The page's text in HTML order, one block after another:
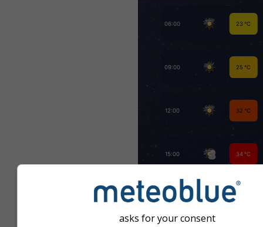
asks for your consent